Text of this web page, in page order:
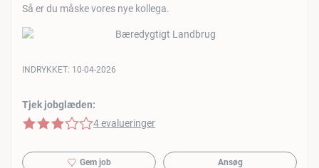
Så er du måske vores nye kollega.
Tjek jobglæden:
3 af 5 stjerner
4 evalueringer
INDRYKKET: 10-04-2026
Gem job Ansøg